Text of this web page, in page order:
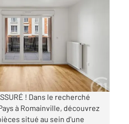
F3 à vendre
€
! Dans le recherché
à Romainville, découvrez
situé au sein d'une